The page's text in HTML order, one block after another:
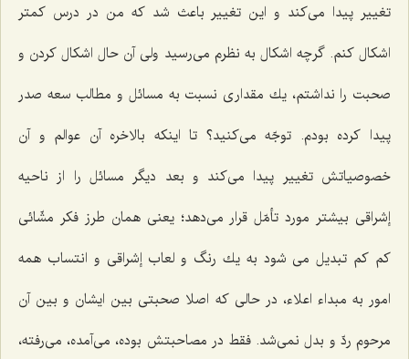
تغییر پیدا می‌كند و این تغییر باعث شد كه من در درس كمتر
اشكال كنم. گرچه اشكال به نظرم می‌رسید ولی آن حال اشكال كردن و
صحبت را نداشتم، یك مقداری نسبت به مسائل و مطالب سعه صدر
پیدا كرده بودم. توجّه می‌كنید؟ تا اینكه بالاخره آن عوالم و آن
خصوصیاتش تغییر پیدا می‌كند و بعد دیگر مسائل را از ناحیه
إشراقی بیشتر مورد تأمّل قرار می‌دهد؛ یعنی همان طرز فكر مشّائی
كم كم تبدیل می شود به یك رنگ و لعاب إشراقی و انتساب همه
امور به مبداء اعلاء، در حالی كه اصلا صحبتی بین ایشان و بین آن
مرحوم ردّ و بدل نمی‌شد. فقط در مصاحبتش بوده، می‌آمده، می‌رفته،